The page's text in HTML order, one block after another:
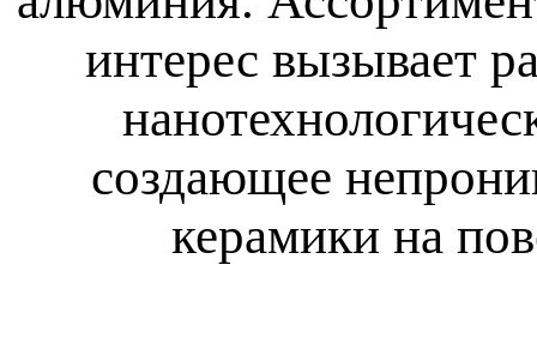
интерес вызывает
создающее
керамики на